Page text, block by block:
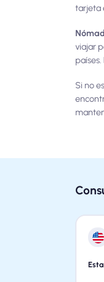
tarjeta
viajar
Si no